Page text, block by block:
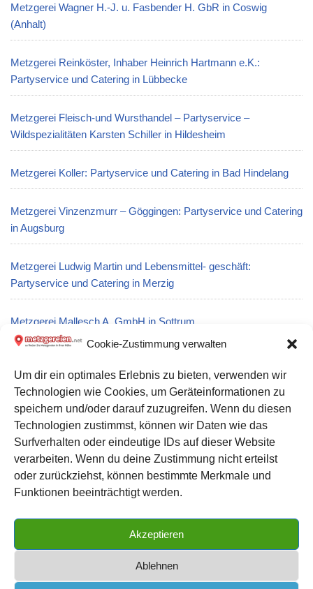
Cookie-Zustimmung verwalten
Um dir ein optimales Erlebnis zu bieten, verwenden wir
Technologien wie Cookies, um Geräteinformationen zu
speichern und/oder darauf zuzugreifen. Wenn du diesen
Technologien zustimmst, können wir Daten wie das
Surfverhalten oder eindeutige IDs auf dieser Website
verarbeiten. Wenn du deine Zustimmung nicht erteilst
oder zurückziehst, können bestimmte Merkmale und
Funktionen beeinträchtigt werden.
Akzeptieren
Ablehnen
Metzgerei Wagner H.-J. u. Fasbender H. GbR in Coswig
(Anhalt)
Metzgerei Reinköster, Inhaber Heinrich Hartmann e.K.:
Partyservice und Catering in Lübbecke
Metzgerei Fleisch-und Wursthandel – Partyservice –
Wildspezialitäten Karsten Schiller in Hildesheim
Metzgerei Koller: Partyservice und Catering in Bad Hindelang
Metzgerei Vinzenzmurr – Göggingen: Partyservice und Catering
in Augsburg
Metzgerei Ludwig Martin und Lebensmittel- geschäft:
Partyservice und Catering in Merzig
Metzgerei Mallesch A. GmbH in Sottrum
Catering in Hagen
Metzgerei Hofmann Ingo Fleischerei in Olbernhau
Kontakt zu uns